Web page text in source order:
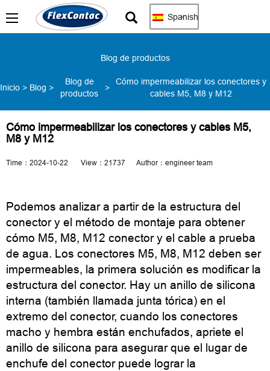
Spanish
Blog de productos
Inicio > Blog >
Blog de
productos
>
Cómo impermeabilizar los conectores y
cables M5, M8 y M12
Cómo impermeabilizar los conectores y cables M5,
M8 y M12
Time：2024-10-22 View：21737 Author：engineer team
Podemos analizar a partir de la estructura del
conector y el método de montaje para obtener
cómo M5, M8, M12 conector y el cable a prueba
de agua. Los conectores M5, M8, M12 deben ser
impermeables, la primera solución es modificar la
estructura del conector. Hay un anillo de silicona
interna (también llamada junta tórica) en el
extremo del conector, cuando los conectores
macho y hembra están enchufados, apriete el
anillo de silicona para asegurar que el lugar de
enchufe del conector puede lograr la